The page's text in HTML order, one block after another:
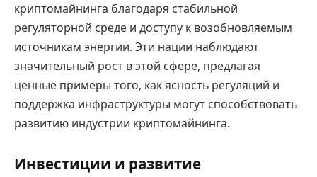
криптомайнинга благодаря стабильной
регуляторной среде и доступу к возобновляемым
источникам энергии. Эти нации наблюдают
значительный рост в этой сфере, предлагая
ценные примеры того, как ясность регуляций и
поддержка инфраструктуры могут способствовать
развитию индустрии криптомайнинга.
Инвестиции и развитие